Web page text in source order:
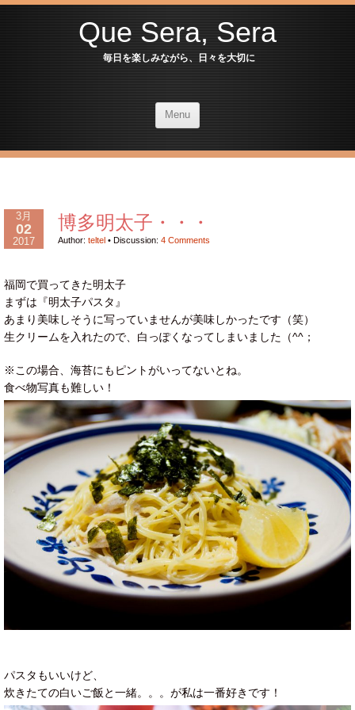
Que Sera, Sera
毎日を楽しみながら、日々を大切に
Menu
3月
02
2017
博多明太子・・・
Author: teltel • Discussion: 4 Comments
福岡で買ってきた明太子
まずは『明太子パスタ』
あまり美味しそうに写っていませんが美味しかったです（笑）
生クリームを入れたので、白っぽくなってしまいました（^^；
※この場合、海苔にもピントがいってないとね。
食べ物写真も難しい！
パスタもいいけど、
炊きたての白いご飯と一緒。。。が私は一番好きです！